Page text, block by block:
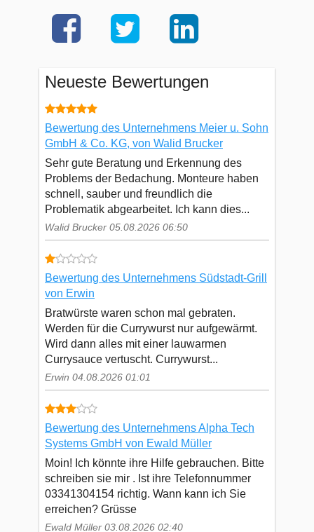
Neueste Bewertungen
Bewertung des Unternehmens Meier u. Sohn
GmbH & Co. KG, von Walid Brucker
Sehr gute Beratung und Erkennung des
Problems der Bedachung. Monteure haben
schnell, sauber und freundlich die
Problematik abgearbeitet. Ich kann dies...
Walid Brucker 05.08.2026 06:50
Bewertung des Unternehmens Südstadt-Grill
von Erwin
Bratwürste waren schon mal gebraten.
Werden für die Currywurst nur aufgewärmt.
Wird dann alles mit einer lauwarmen
Currysauce vertuscht. Currywurst...
Erwin 04.08.2026 01:01
Bewertung des Unternehmens Alpha Tech
Systems GmbH von Ewald Müller
Moin! Ich könnte ihre Hilfe gebrauchen. Bitte
schreiben sie mir . Ist ihre Telefonnummer
03341304154 richtig. Wann kann ich Sie
erreichen? Grüsse
Ewald Müller 03.08.2026 02:40